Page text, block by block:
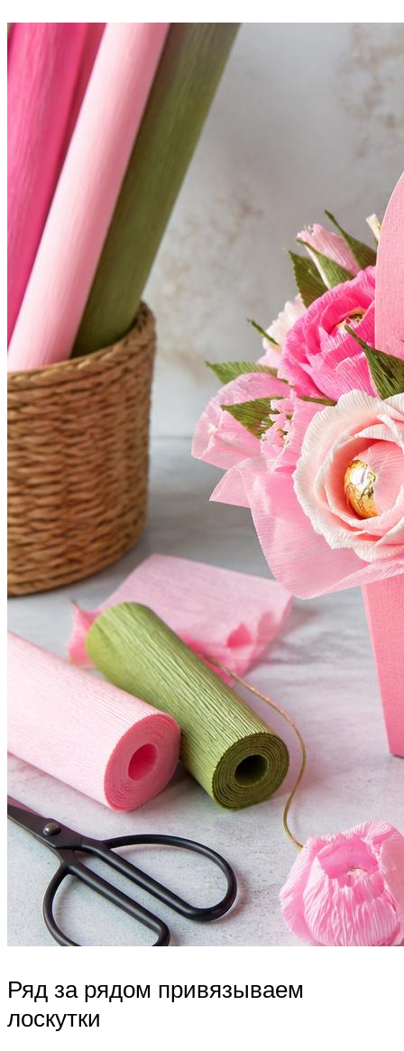
Ряд за рядом привязываем
лоскутки